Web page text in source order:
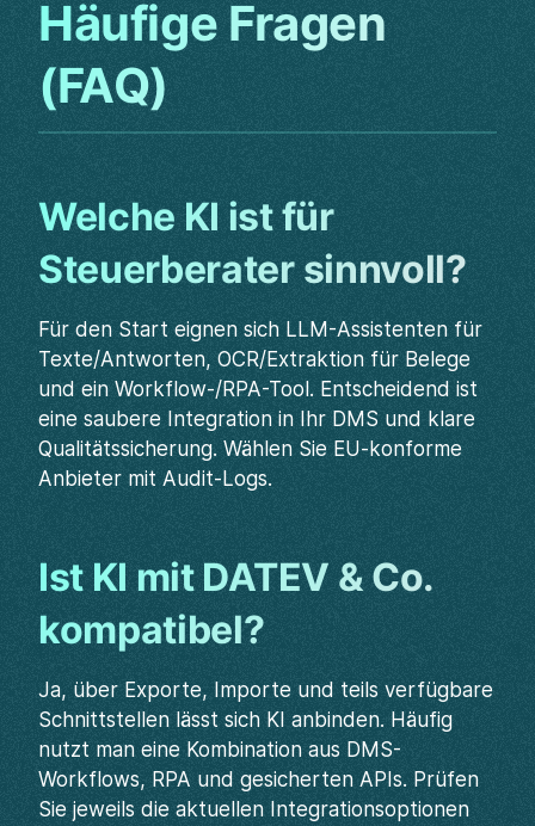
Häufige Fragen
(FAQ)
Welche KI ist für
Steuerberater sinnvoll?
Für den Start eignen sich LLM-Assistenten für
Texte/Antworten, OCR/Extraktion für Belege
und ein Workflow-/RPA-Tool. Entscheidend ist
eine saubere Integration in Ihr DMS und klare
Qualitätssicherung. Wählen Sie EU-konforme
Anbieter mit Audit-Logs.
Ist KI mit DATEV & Co.
kompatibel?
Ja, über Exporte, Importe und teils verfügbare
Schnittstellen lässt sich KI anbinden. Häufig
nutzt man eine Kombination aus DMS-
Workflows, RPA und gesicherten APIs. Prüfen
Sie jeweils die aktuellen Integrationsoptionen